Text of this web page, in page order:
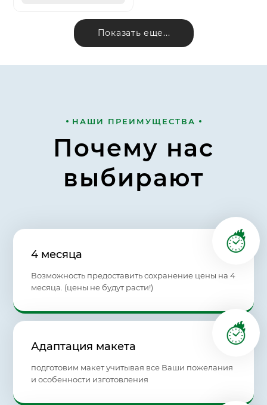
Показать еще...
НАШИ ПРЕИМУЩЕСТВА
Почему нас
выбирают
4 месяца
Возможность предоставить сохранение цены на 4
месяца. (цены не будут расти!)
Адаптация макета
подготовим макет учитывая все Ваши пожелания
и особенности изготовления